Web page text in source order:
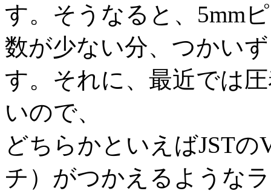
す。そうなると、5mm
数が少ない分、つかい
す。それに、最近では
いので、
どちらかといえばJST
チ）がつかえるような